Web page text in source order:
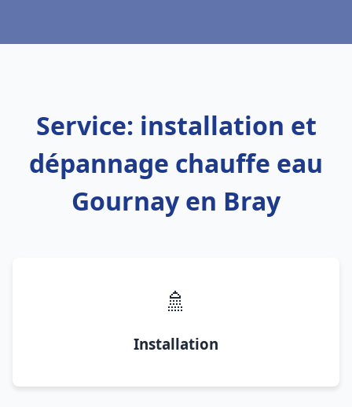
Service: installation et
dépannage chauffe eau
Gournay en Bray
🚿
Installation